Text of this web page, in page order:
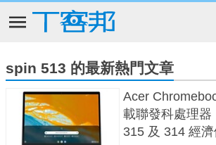
spin 513 的最新熱門文章
Acer
載聯發科處理器
315 及 314 經